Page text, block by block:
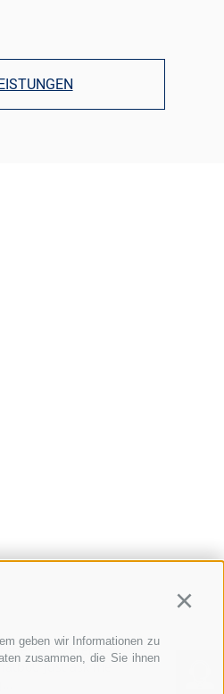
geben wir Informationen zu
zusammen, die Sie ihnen
& Partner's
Just ask me